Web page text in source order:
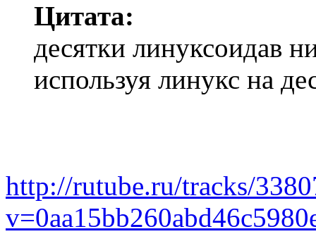
Цитата:
десятки линуксоидав
используя линукс на
http://rutube.ru/tracks/